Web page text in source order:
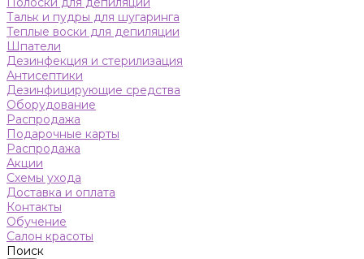
Тальк и пудры для шугаринга
Теплые воски для депиляции
Шпатели
Дезинфекция и стерилизация
Антисептики
Дезинфицирующие средства
Оборудование
Распродажа
Подарочные карты
Распродажа
Акции
Схемы ухода
Доставка и оплата
Контакты
Обучение
Салон красоты
Поиск